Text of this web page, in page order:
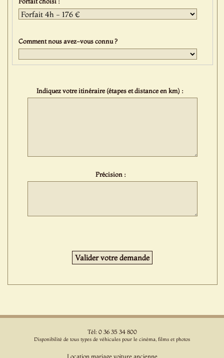
Comment nous avez-vous connu ?
Indiquez votre itinéraire (étapes et distance en km) :
Précision :
Tél: 0 36 35 34 800
Disponibilité de tous types de véhicules pour le cinéma, films et photos
Location mariage voiture ancienne